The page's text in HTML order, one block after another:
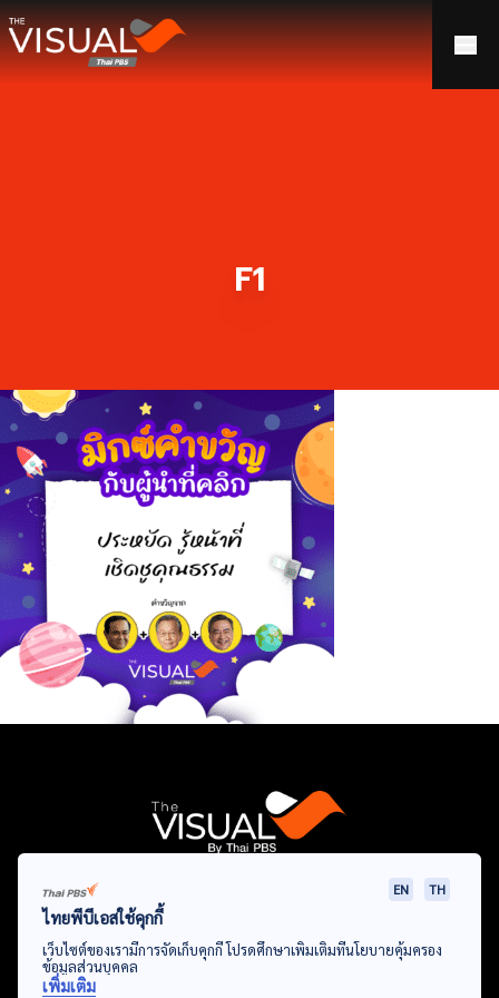
ข้ามไปยังเนื้อหา
F1
Data VizArticles Topics
ไทยพีบีเอสใช้คุกกี้
EN TH
เว็บไซต์ของเรามีการจัดเก็บคุกกี้ โปรดศึกษาเพิ่มเติมที่นโยบายคุ้มครอง
ข้อมูลส่วนบุคคล
เพิ่มเติม